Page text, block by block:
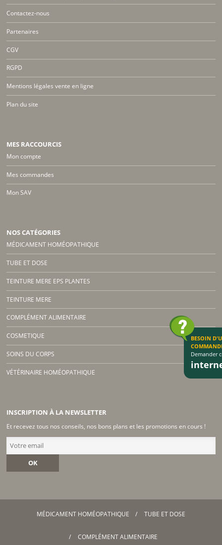
Contactez-nous
Partenaires
CGV
RGPD
Mentions légales vente en ligne
Plan du site
MES RACCOURCIS
Mon compte
Mes commandes
Mon SAV
NOS CATÉGORIES
MÉDICAMENT HOMÉOPATHIQUE
TUBE ET DOSE
TEINTURE MERE EPS PLANTES
TEINTURE MERE
COMPLÉMENT ALIMENTAIRE
COSMETIQUE
SOINS DU CORPS
VÉTÉRINAIRE HOMÉOPATHIQUE
INSCRIPTION À LA NEWSLETTER
Et recevez tous nos conseils, nos bons plans et les promotions en cours !
OK
MÉDICAMENT HOMÉOPATHIQUE TUBE ET DOSE
COMPLÉMENT ALIMENTAIRE
BESOIN
Demander